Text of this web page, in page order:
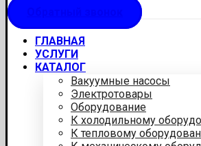
ГЛАВНАЯ
УСЛУГИ
КАТАЛОГ
Вакуумные насосы
Электротовары
Оборудование
К холодильному
К тепловому